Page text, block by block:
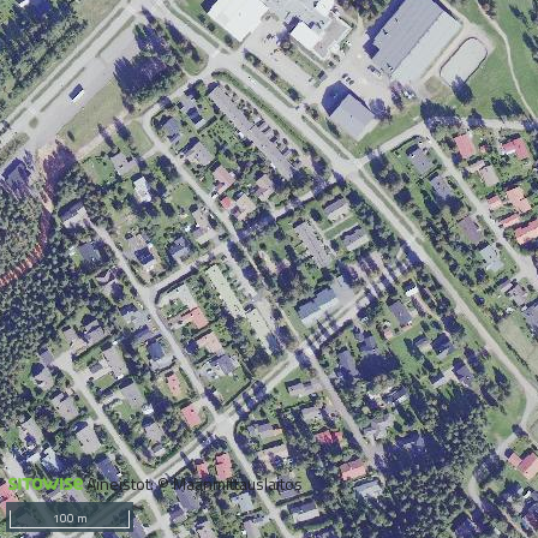
Aineistot: © Maanmittauslaitos
100 m